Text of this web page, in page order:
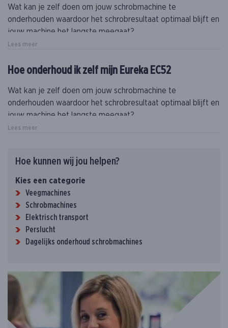
Wat kan je zelf doen om jouw schrobmachine te
onderhouden waardoor het schrobresultaat optimaal blijft en
jouw machine het langste meegaat?
per jaar (bij intensief gebruik, meer) een gecertificeerde
technieker een onderhoud te laten doen op jouw machine.
Lees meer
Hoe onderhoud ik zelf mijn Eureka EC52
Wat kan je zelf doen om jouw schrobmachine te
onderhouden waardoor het schrobresultaat optimaal blijft en
jouw machine het langste meegaat?
technieker een onderhoud te laten doen op jouw machine.
Lees meer
Hoe kunnen wij jou helpen?
Kies een categorie
Veegmachines
Schrobmachines
Elektrisch transport
Perslucht
Dagelijks onderhoud schrobmachines